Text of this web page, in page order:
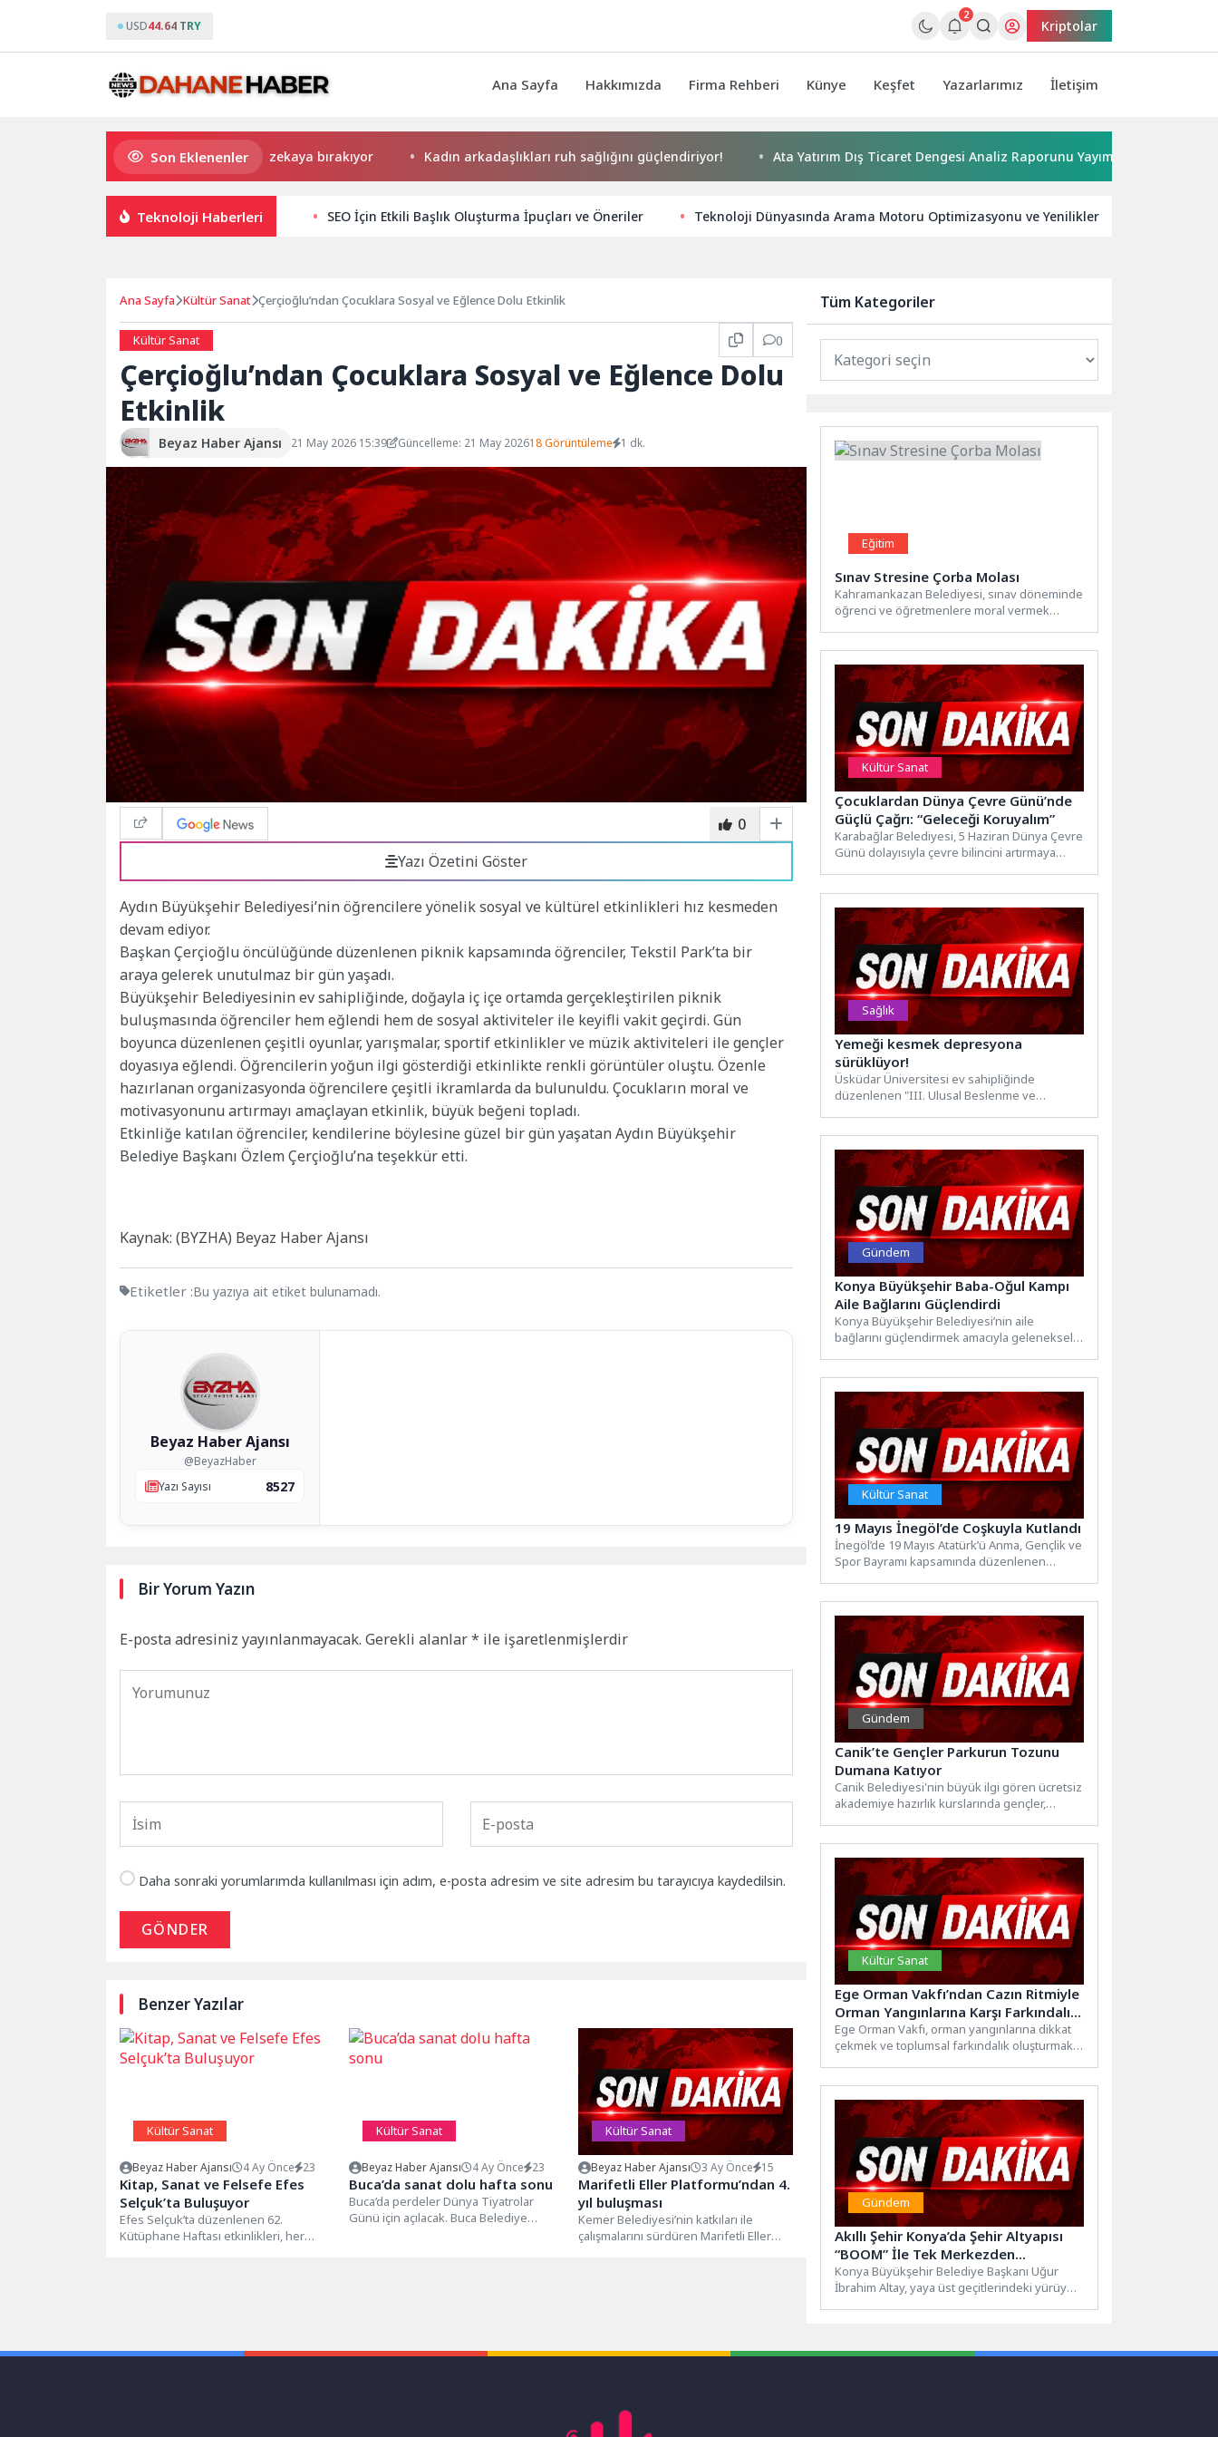
USD44.64 TRY
2
Kriptolar
Ana Sayfa Hakkımızda Firma Rehberi Künye Keşfet Yazarlarımız İletişim
Son Eklenenler
Uygulamalar yerini yapay zekaya bırakıyor Kadın arkadaşlıkları ruh sağlığını güçlendiriyor! Ata Yatırım Dış Ticaret Dengesi Analiz Raporunu Yayımladı
Teknoloji Haberleri SEO İçin Etkili Başlık Oluşturma İpuçları ve Öneriler Teknoloji Dünyasında Arama Motoru Optimizasyonu ve Yenilikler
Ana Sayfa Kültür Sanat Çerçioğlu’ndan Çocuklara Sosyal ve Eğlence Dolu Etkinlik
Kültür Sanat 0
Çerçioğlu’ndan Çocuklara Sosyal ve Eğlence Dolu
Etkinlik
Beyaz Haber Ajansı 21 May 2026 15:39 Güncelleme: 21 May 202618 Görüntüleme 1 dk.
0
Yazı Özetini Göster
Aydın Büyükşehir Belediyesi’nin öğrencilere yönelik sosyal ve kültürel etkinlikleri hız kesmeden
devam ediyor.
Başkan Çerçioğlu öncülüğünde düzenlenen piknik kapsamında öğrenciler, Tekstil Park’ta bir
araya gelerek unutulmaz bir gün yaşadı.
Büyükşehir Belediyesinin ev sahipliğinde, doğayla iç içe ortamda gerçekleştirilen piknik
buluşmasında öğrenciler hem eğlendi hem de sosyal aktiviteler ile keyifli vakit geçirdi. Gün
boyunca düzenlenen çeşitli oyunlar, yarışmalar, sportif etkinlikler ve müzik aktiviteleri ile gençler
doyasıya eğlendi. Öğrencilerin yoğun ilgi gösterdiği etkinlikte renkli görüntüler oluştu. Özenle
hazırlanan organizasyonda öğrencilere çeşitli ikramlarda da bulunuldu. Çocukların moral ve
motivasyonunu artırmayı amaçlayan etkinlik, büyük beğeni topladı.
Etkinliğe katılan öğrenciler, kendilerine böylesine güzel bir gün yaşatan Aydın Büyükşehir
Belediye Başkanı Özlem Çerçioğlu’na teşekkür etti.
Kaynak: (BYZHA) Beyaz Haber Ajansı
Etiketler :Bu yazıya ait etiket bulunamadı.
Beyaz Haber Ajansı
@BeyazHaber
Yazı Sayısı
8527
Bir Yorum Yazın
E-posta adresiniz yayınlanmayacak. Gerekli alanlar* ile işaretlenmişlerdir
Daha sonraki yorumlarımda kullanılması için adım, e-posta adresim ve site adresim bu tarayıcıya kaydedilsin.
GÖNDER
Benzer Yazılar
Kültür Sanat
Beyaz Haber Ajansı 4 Ay Önce 23
Kitap, Sanat ve Felsefe Efes
Selçuk’ta Buluşuyor
Efes Selçuk’ta düzenlenen 62.
Kütüphane Haftası etkinlikleri, her
Kültür Sanat
Beyaz Haber Ajansı 4 Ay Önce 23
Buca’da sanat dolu hafta sonu
Buca’da perdeler Dünya Tiyatrolar
Günü için açılacak. Buca Belediye
Kültür Sanat
Beyaz Haber Ajansı 3 Ay Önce 15
Marifetli Eller Platformu’ndan 4.
yıl buluşması
Kemer Belediyesi’nin katkıları ile
çalışmalarını sürdüren Marifetli Eller
Tüm Kategoriler
Eğitim
Sınav Stresine Çorba Molası
Kahramankazan Belediyesi, sınav döneminde
öğrenci ve öğretmenlere moral vermek
Kültür Sanat
Çocuklardan Dünya Çevre Günü’nde
Güçlü Çağrı: “Geleceği Koruyalım”
Karabağlar Belediyesi, 5 Haziran Dünya Çevre
Günü dolayısıyla çevre bilincini artırmaya
Sağlık
Yemeği kesmek depresyona
sürüklüyor!
Üsküdar Üniversitesi ev sahipliğinde
düzenlenen "III. Ulusal Beslenme ve
Gündem
Konya Büyükşehir Baba-Oğul Kampı
Aile Bağlarını Güçlendirdi
Konya Büyükşehir Belediyesi’nin aile
bağlarını güçlendirmek amacıyla geleneksel
Kültür Sanat
19 Mayıs İnegöl’de Coşkuyla Kutlandı
İnegöl’de 19 Mayıs Atatürk’ü Anma, Gençlik ve
Spor Bayramı kapsamında düzenlenen
Gündem
Canik’te Gençler Parkurun Tozunu
Dumana Katıyor
Canik Belediyesi'nin büyük ilgi gören ücretsiz
akademiye hazırlık kurslarında gençler,
Kültür Sanat
Ege Orman Vakfı’ndan Cazın Ritmiyle
Orman Yangınlarına Karşı Farkındalık
Çağrısı
Ege Orman Vakfı, orman yangınlarına dikkat
çekmek ve toplumsal farkındalık oluşturmak
Gündem
Akıllı Şehir Konya’da Şehir Altyapısı
“BOOM” İle Tek Merkezden
Yönetiliyor
Konya Büyükşehir Belediye Başkanı Uğur
İbrahim Altay, yaya üst geçitlerindeki yürüyen